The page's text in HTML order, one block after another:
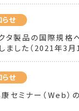
らせ
タ製品の国際規格
ました（2021年3
らせ
セミナー（Web）